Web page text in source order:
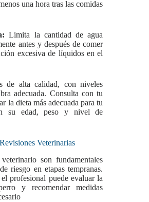
una hora tras las comidas
Limita la cantidad de agua
antes y después de comer
excesiva de líquidos en el
de alta calidad, con niveles
adecuada. Consulta con tu
la dieta más adecuada para tu
su edad, peso y nivel de
Veterinarias
son fundamentales
riesgo en etapas tempranas.
profesional puede evaluar la
y recomendar medidas